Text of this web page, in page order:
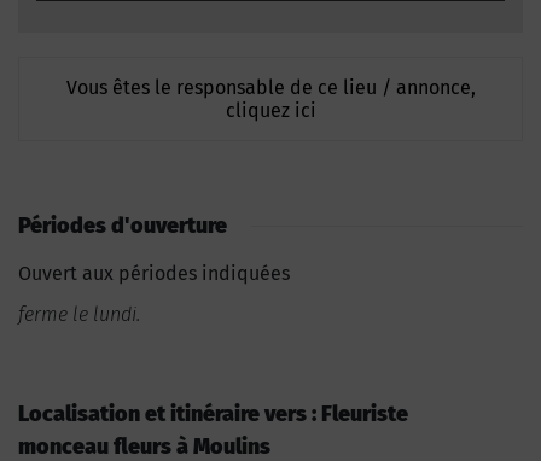
Vous êtes le responsable de ce lieu / annonce,
cliquez ici
Périodes d'ouverture
Ouvert aux périodes indiquées
ferme le lundi.
Localisation et itinéraire vers : Fleuriste
monceau fleurs à Moulins